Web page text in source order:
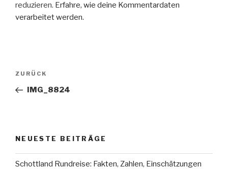
reduzieren. Erfahre, wie deine Kommentardaten
verarbeitet werden.
Beitragsnavigation
Vorheriger
Beitrag
ZURÜCK
IMG_8824
NEUESTE BEITRÄGE
Schottland Rundreise: Fakten, Zahlen, Einschätzungen